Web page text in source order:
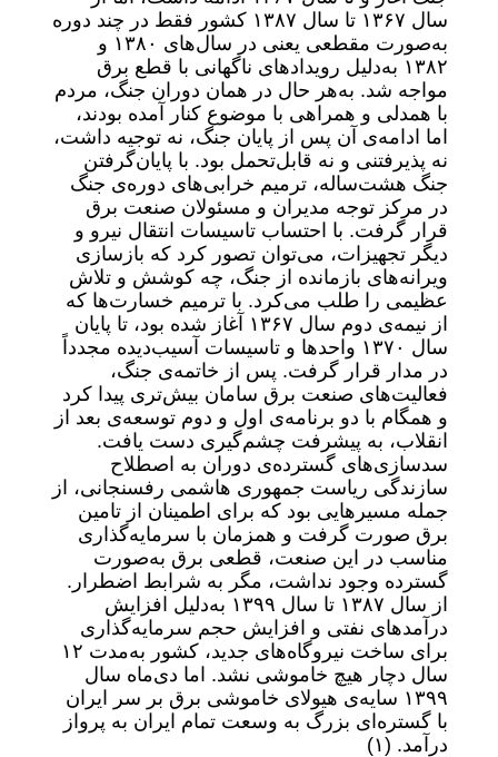
سال ۱۳۶۷ تا سال ۱۳۸۷ کشور فقط در چند دوره
به‌صورت مقطعی یعنی در سال‌های ۱۳۸۰ و
۱۳۸۲ به‌دلیل رویدادهای ناگهانی با قطع برق
مواجه شد. به‌هر حال در همان دوران جنگ، مردم
با همدلی و همراهی با موضوع کنار آمده بودند،
اما ادامه‌ی آن پس از پایان جنگ، نه توجیه داشت،
نه پذیرفتنی و نه قابل‌تحمل بود. با پایان‌گرفتن
جنگ هشت‌ساله، ترمیم خرابی‌های دوره‌ی جنگ
در مرکز توجه مدیران و مسئولان صنعت برق
قرار گرفت. با احتساب تاسیسات انتقال نیرو و
دیگر تجهیزات، می‌توان تصور کرد که بازسازی
ویرانه‌های بازمانده از جنگ، چه کوشش و تلاش
عظیمی را طلب می‌کرد. با ترمیم خسارت‌ها که
از نیمه‌ی دوم سال ۱۳۶۷ آغاز شده بود، تا پایان
سال ۱۳۷۰ واحدها و تاسیسات آسیب‌دیده مجدداً
در مدار قرار گرفت. پس از خاتمه‌ی جنگ،
فعالیت‌های صنعت برق سامان بیش‌تری پیدا کرد
و همگام با دو برنامه‌ی اول و دوم توسعه‌ی بعد از
انقلاب، به پیشرفت چشم‌گیری دست یافت.
سدسازی‌های گسترده‌ی دوران به اصطلاح
سازندگی ریاست جمهوری هاشمی رفسنجانی، از
جمله مسیرهایی بود که برای اطمینان از تامین
برق صورت گرفت و همزمان با سرمایه‌گذاری
مناسب در این صنعت، قطعی برق به‌صورت
گسترده وجود نداشت، مگر به شرابط اضطرار.
از سال ۱۳۸۷ تا سال ۱۳۹۹ به‌دلیل افزایش
درآمدهای نفتی و افزایش حجم سرمایه‌گذاری
برای ساخت نیروگاه‌های جدید، کشور به‌مدت ۱۲
سال دچار هیچ خاموشی نشد. اما دی‌ماه سال
۱۳۹۹ سایه‌ی هیولای خاموشی برق بر سر ایران
با گستره‌ای بزرگ به وسعت تمام ایران به پرواز
درآمد. (۱)